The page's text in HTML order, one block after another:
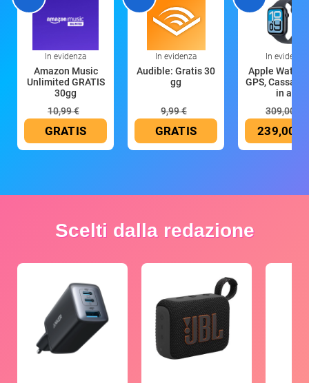
In evidenza
Amazon Music
Unlimited GRATIS
30gg
10,99 €
GRATIS
In evidenza
Audible: Gratis 30
gg
9,99 €
GRATIS
In evidenza
Apple Watch
GPS, Cassa
in all
309,00 €
239,00 €
Scelti dalla redazione